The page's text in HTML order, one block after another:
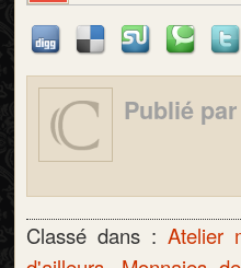
Publié par
Classé dans : Atelier